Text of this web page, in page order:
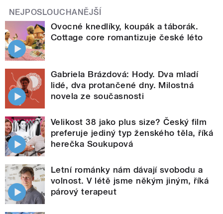
NEJPOSLOUCHANĚJŠÍ
Ovocné knedlíky, koupák a táborák.
Cottage core romantizuje české léto
Gabriela Brázdová: Hody. Dva mladí
lidé, dva protančené dny. Milostná
novela ze současnosti
Velikost 38 jako plus size? Český film
preferuje jediný typ ženského těla, říká
herečka Soukupová
Letní románky nám dávají svobodu a
volnost. V létě jsme někým jiným, říká
párový terapeut